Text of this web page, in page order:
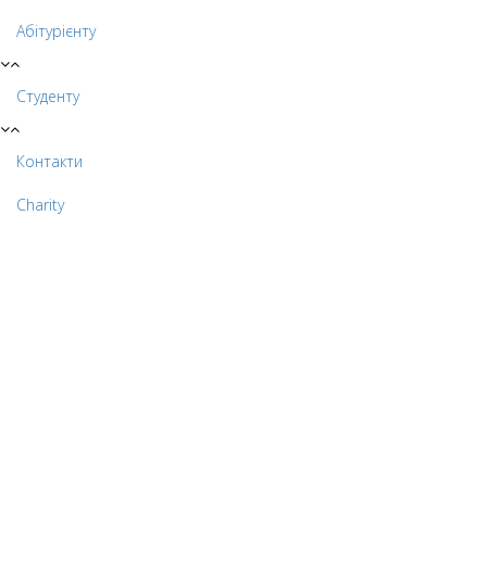
Абітурієнту
Студенту
Контакти
Charity